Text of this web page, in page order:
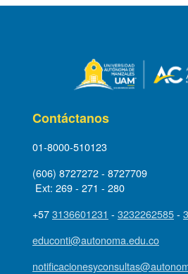
Contáctanos
01-8000-510123
(606) 8727272 - 8727709
Ext: 269 - 271 - 280
+573136601231 - 3232262585-
educonti@autonoma.edu.co